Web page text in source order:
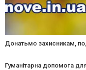
Донатьмо захисникам,
Гуманітарна допомога